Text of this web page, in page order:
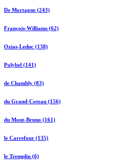
De Mortagne (243)
François-Williams (62)
Ozias-Leduc (138)
Polybel (141)
de Chambly (83)
du Grand-Coteau (156)
du Mont-Bruno (161)
le Carrefour (135)
le Tremplin (6)